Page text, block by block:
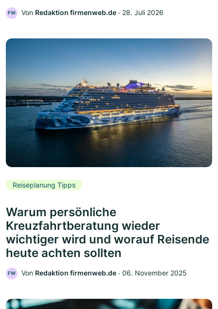
FW Von Redaktion firmenweb.de ‧ 28. Juli 2026
Reiseplanung Tipps
Warum persönliche
Kreuzfahrtberatung wieder
wichtiger wird und worauf Reisende
heute achten sollten
FW Von Redaktion firmenweb.de ‧ 06. November 2025